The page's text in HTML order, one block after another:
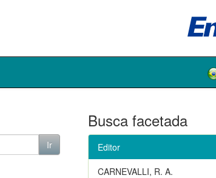
Busca facetada
Editor
CARNEVALLI, R. A.